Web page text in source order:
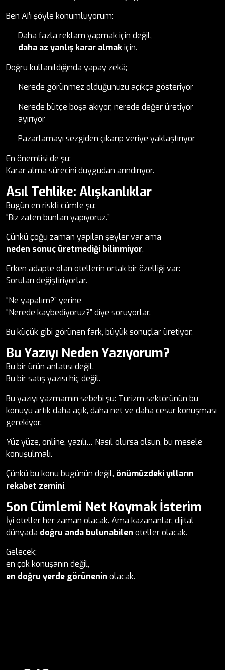
Ben AI’ı şöyle konumluyorum:
Daha fazla reklam yapmak için değil,
daha az yanlış karar almakiçin.
Doğru kullanıldığında yapay zekâ;
Nerede görünmez olduğunuzu açıkça gösteriyor
Nerede bütçe boşa akıyor, nerede değer üretiyor
ayırıyor
Pazarlamayı sezgiden çıkarıp veriye yaklaştırıyor
En önemlisi de şu:
Karar alma sürecini duygudan arındırıyor.
Asıl Tehlike: Alışkanlıklar
Bugün en riskli cümle şu:
“Biz zaten bunları yapıyoruz.”
Çünkü çoğu zaman yapılan şeyler var ama
neden sonuç üretmediği bilinmiyor.
Erken adapte olan otellerin ortak bir özelliği var:
Soruları değiştiriyorlar.
“Ne yapalım?” yerine
“Nerede kaybediyoruz?” diye soruyorlar.
Bu küçük gibi görünen fark, büyük sonuçlar üretiyor.
Bu Yazıyı Neden Yazıyorum?
Bu bir ürün anlatısı değil.
Bu bir satış yazısı hiç değil.
Bu yazıyı yazmamın sebebi şu: Turizm sektörünün bu
konuyu artık daha açık, daha net ve daha cesur konuşması
gerekiyor.
Yüz yüze, online, yazılı… Nasıl olursa olsun, bu mesele
konuşulmalı.
Çünkü bu konu bugünün değil, önümüzdeki yılların
rekabet zemini.
Son Cümlemi Net Koymak İsterim
İyi oteller her zaman olacak. Ama kazananlar, dijital
dünyada doğru anda bulunabilen oteller olacak.
Gelecek;
en çok konuşanın değil,
en doğru yerde görünenin olacak.